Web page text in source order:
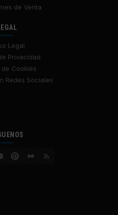
de Venta
Legal
Privacidad
de Cookies
Redes Sociales